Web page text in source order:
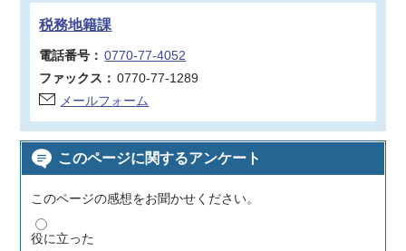
税務地籍課
電話番号： 0770-77-4052
ファックス： 0770-77-1289
メールフォーム
このページに関するアンケート
このページの感想をお聞かせください。
役に立った